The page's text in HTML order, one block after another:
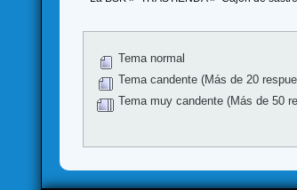
Tema normal
Tema candente (Más de 20
Tema muy candente (Más de 50